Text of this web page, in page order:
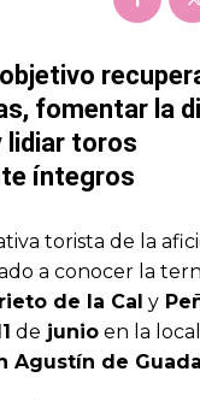
fomentar la
lidiar toros
íntegros
torista de la
a conocer la
de la Cal y
de junio en la
Agustín de